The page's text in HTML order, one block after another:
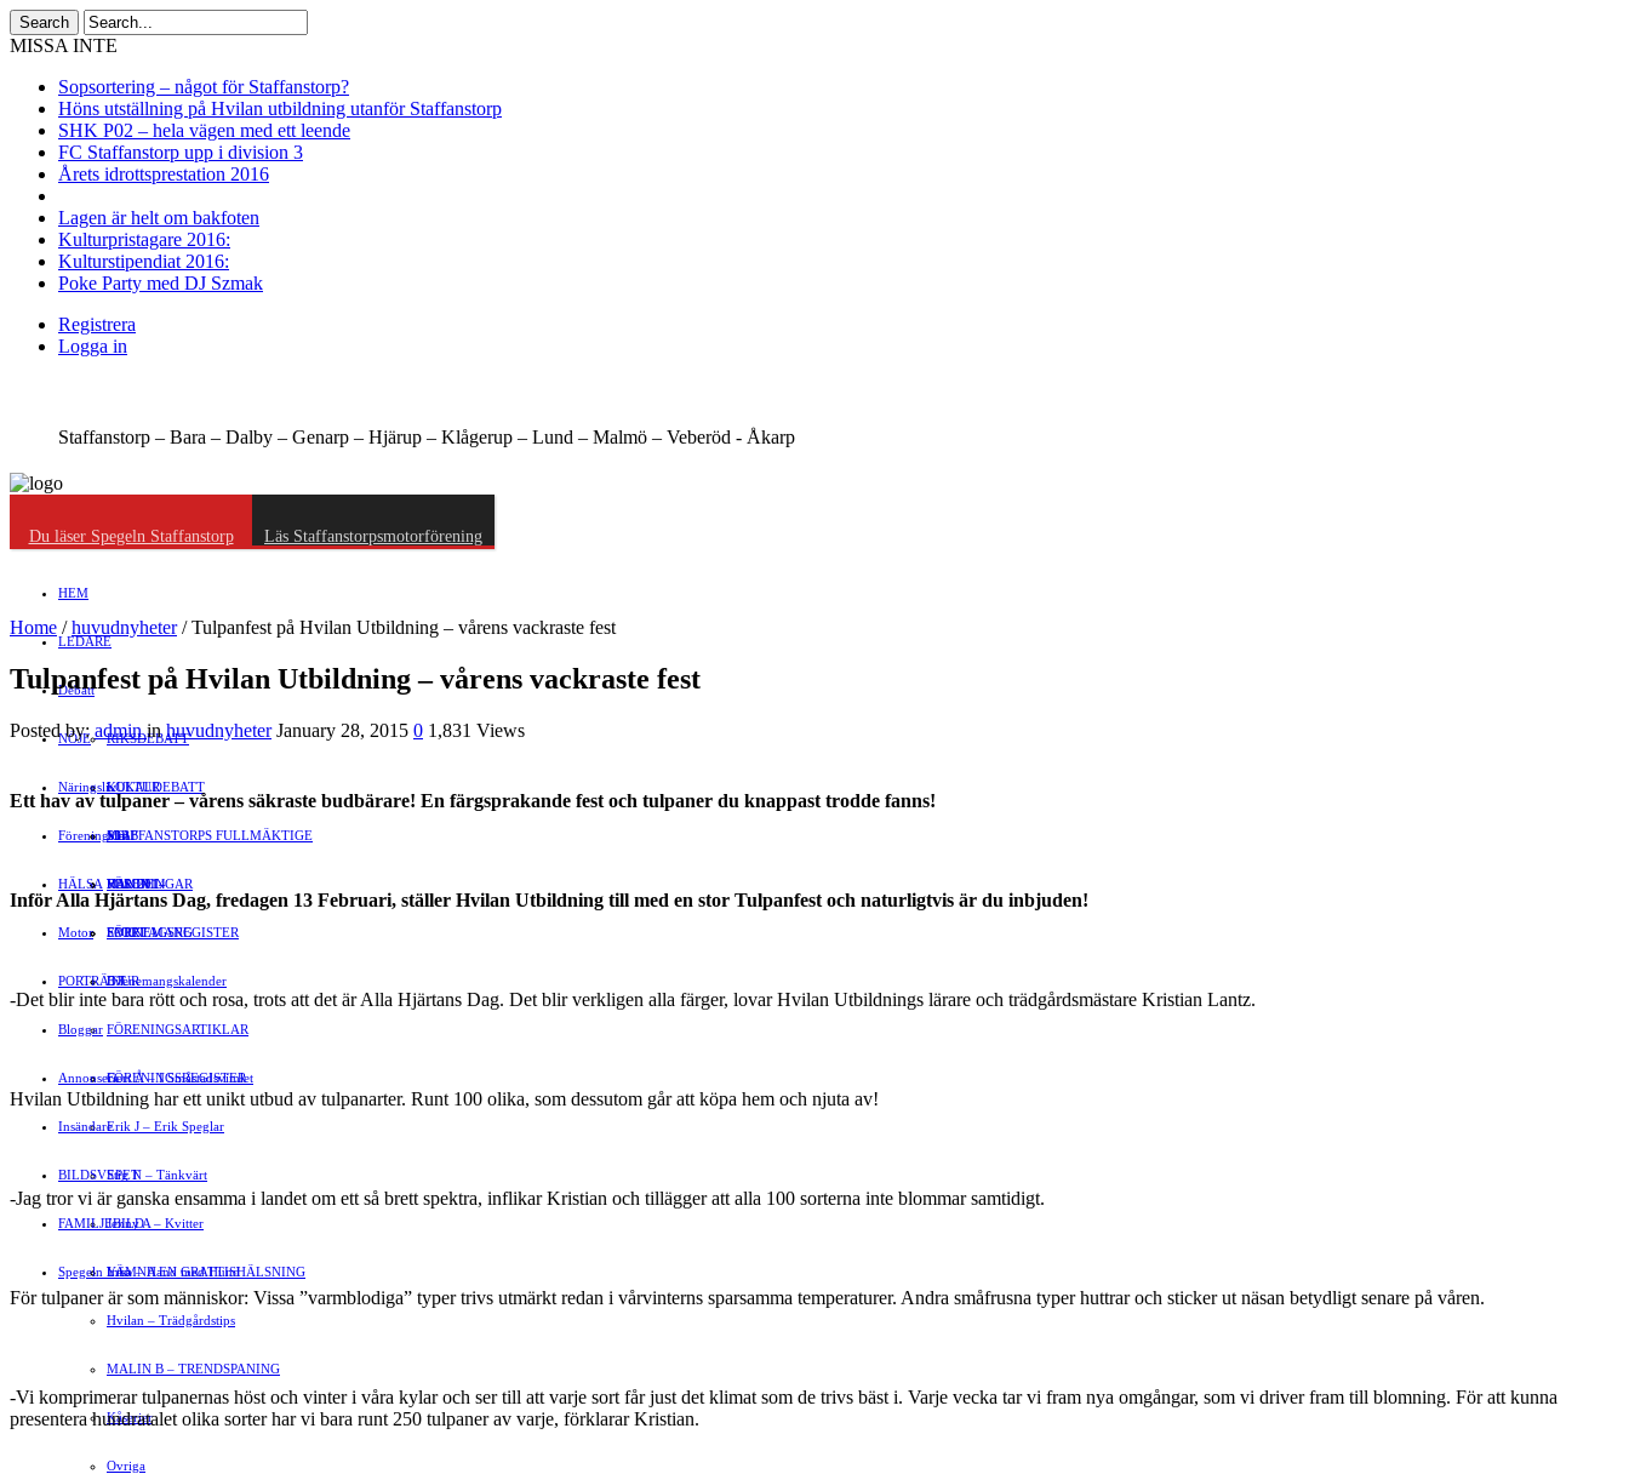
MISSA INTE
Sopsortering – något för Staffanstorp?
Höns utställning på Hvilan utbildning utanför Staffanstorp
SHK P02 – hela vägen med ett leende
FC Staffanstorp upp i division 3
Årets idrottsprestation 2016
Lagen är helt om bakfoten
Kulturpristagare 2016:
Kulturstipendiat 2016:
Poke Party med DJ Szmak
Registrera
Logga in
Staffanstorp – Bara – Dalby – Genarp – Hjärup – Klågerup – Lund – Malmö – Veberöd - Åkarp
Du läser Spegeln Staffanstorp Läs Staffanstorpsmotorförening
HEM
LEDARE
Debatt
RIKSDEBATT
LOKALDEBATT
STAFFANSTORPS FULLMÄKTIGE
VAL 2014
NÖJE
KULTUR
Mat
RESOR
EVENEMANG
Evenemangskalender
Näringsliv
JOBB
HANDEL
FÖRETAGSREGISTER
Föreningsliv
FÖRENINGAR
SPORT
DJUR
FÖRENINGSARTIKLAR
FÖRENINGSREGISTER
HÄLSA
Motor
PORTRÄTT
Bloggar
Gert Å – I Småstadsvimlet
Erik J – Erik Speglar
Stig N – Tänkvärt
Jenny A – Kvitter
Yrsa – Hand med Hund
Hvilan – Trädgårdstips
MALIN B – TRENDSPANING
Kåserier
Ovriga
Annonsera
Insändare
BILDSVEPET
FAMILJEBILD
LÄMNA EN GRATTISHÄLSNING
Spegeln Info
Home /huvudnyheter/Tulpanfest på Hvilan Utbildning – vårens vackraste fest
Tulpanfest på Hvilan Utbildning – vårens vackraste fest
Posted by: admininhuvudnyheter January 28, 2015 0 1,831 Views
Ett hav av tulpaner – vårens säkraste budbärare! En färgsprakande fest och tulpaner du knappast trodde fanns!
Inför Alla Hjärtans Dag, fredagen 13 Februari, ställer Hvilan Utbildning till med en stor Tulpanfest och naturligtvis är du inbjuden!
-Det blir inte bara rött och rosa, trots att det är Alla Hjärtans Dag. Det blir verkligen alla färger, lovar Hvilan Utbildnings lärare och trädgårdsmästare Kristian Lantz.
Hvilan Utbildning har ett unikt utbud av tulpanarter. Runt 100 olika, som dessutom går att köpa hem och njuta av!
-Jag tror vi är ganska ensamma i landet om ett så brett spektra, inflikar Kristian och tillägger att alla 100 sorterna inte blommar samtidigt.
För tulpaner är som människor: Vissa ”varmblodiga” typer trivs utmärkt redan i vårvinterns sparsamma temperaturer. Andra småfrusna typer huttrar och sticker ut näsan betydligt senare på våren.
-Vi komprimerar tulpanernas höst och vinter i våra kylar och ser till att varje sort får just det klimat som de trivs bäst i. Varje vecka tar vi fram nya omgångar, som vi driver fram till blomning. För att kunna
presentera hundratalet olika sorter har vi bara runt 250 tulpaner av varje, förklarar Kristian.